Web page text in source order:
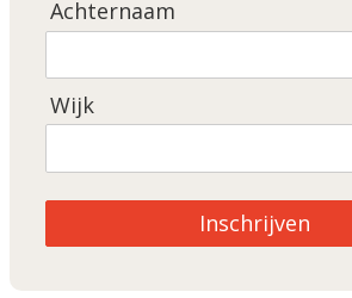
Achternaam
Wijk
Inschrijven